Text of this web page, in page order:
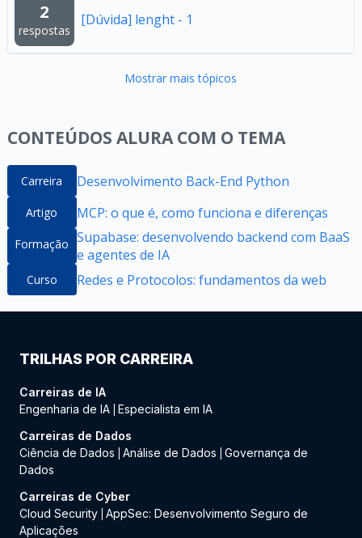
2
respostas
[Dúvida] lenght - 1
Mostrar mais tópicos
CONTEÚDOS ALURA COM O TEMA
Carreira Desenvolvimento Back-End Python
Artigo MCP: o que é, como funciona e diferenças
Formação Supabase: desenvolvendo backend com BaaS
e agentes de IA
Curso Redes e Protocolos: fundamentos da web
TRILHAS POR CARREIRA
Carreiras de IA
Engenharia de IA Especialista em IA
Carreiras de Dados
Ciência de Dados
Análise de Dados
Governança de
Dados
Carreiras de Cyber
Cloud Security AppSec: Desenvolvimento Seguro de
Aplicações